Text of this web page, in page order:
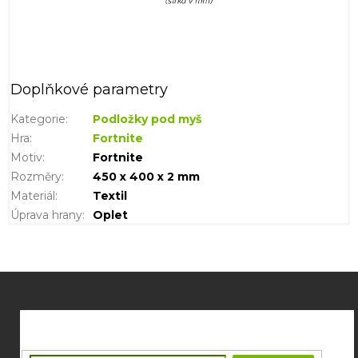
Doplňkové parametry
Kategorie:
Podložky pod myš
Hra:
Fortnite
Motiv:
Fortnite
Rozměry:
450 x 400 x 2 mm
Materiál:
Textil
Úprava hrany: Oplet